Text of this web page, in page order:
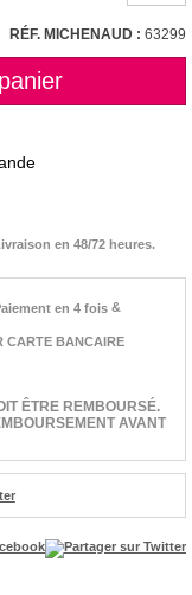
RÉF. MICHENAUD : 63299
en 48/72 heures.
&
CARTE BANCAIRE
ÊTRE REMBOURSÉ.
AVANT